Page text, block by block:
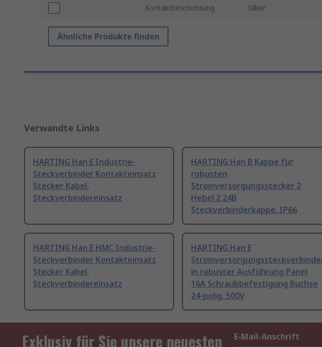
Kontaktbeschichtung Silber
Ähnliche Produkte finden
Verwandte Links
HARTING Han E Industrie-
Steckverbinder Kontakteinsatz
Stecker Kabel,
Steckverbindereinsatz
HARTING Han B Kappe für
robusten
Stromversorgungsstecker 2
Hebel 2 24B
Steckverbinderkappe, IP66
HARTING Han E HMC Industrie-
Steckverbinder Kontakteinsatz
Stecker Kabel,
Steckverbindereinsatz
HARTING Han E
in robuster Ausführung Panel
16A Schraubbefestigung Buchse
24-polig, 500V
Exklusiv für Sie unsere neuesten E-Mail-Anschrift